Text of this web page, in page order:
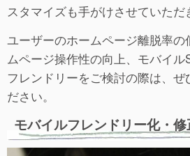
スタマイズも手がけさせていただ
ユーザーのホームページ離脱率
ムページ操作性の向上、モバイ
フレンドリーをご検討の際は、ぜ
ださい。
モバイルフレンドリー化・